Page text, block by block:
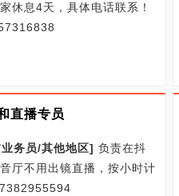
休息4天，具体电话联系！
直播专员
业务员/其他地区] 负责在抖
厅不用出镜直播，按小时计